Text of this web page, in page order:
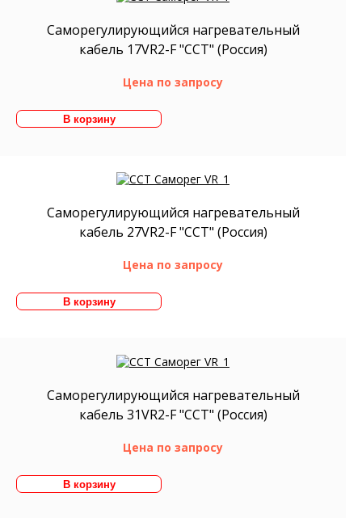
Саморегулирующийся нагревательный
кабель 17VR2-F "ССТ" (Россия)
Цена по запросу
Саморегулирующийся нагревательный
кабель 27VR2-F "ССТ" (Россия)
Цена по запросу
Саморегулирующийся нагревательный
кабель 31VR2-F "ССТ" (Россия)
Цена по запросу